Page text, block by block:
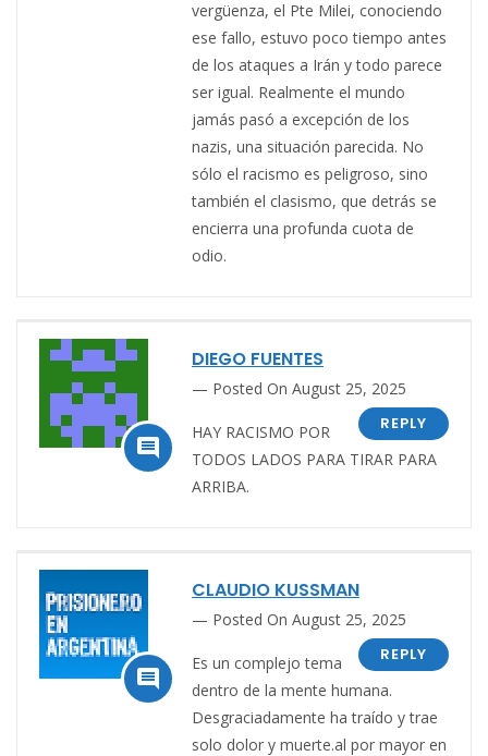
vergüenza, el Pte Milei, conociendo
ese fallo, estuvo poco tiempo antes
de los ataques a Irán y todo parece
ser igual. Realmente el mundo
jamás pasó a excepción de los
nazis, una situación parecida. No
sólo el racismo es peligroso, sino
también el clasismo, que detrás se
encierra una profunda cuota de
odio.

DIEGO FUENTES
Posted On August 25, 2025
REPLY
HAY RACISMO POR
TODOS LADOS PARA TIRAR PARA
ARRIBA.

CLAUDIO KUSSMAN
Posted On August 25, 2025
REPLY
Es un complejo tema
dentro de la mente humana.
Desgraciadamente ha traído y trae
solo dolor y muerte.al por mayor en